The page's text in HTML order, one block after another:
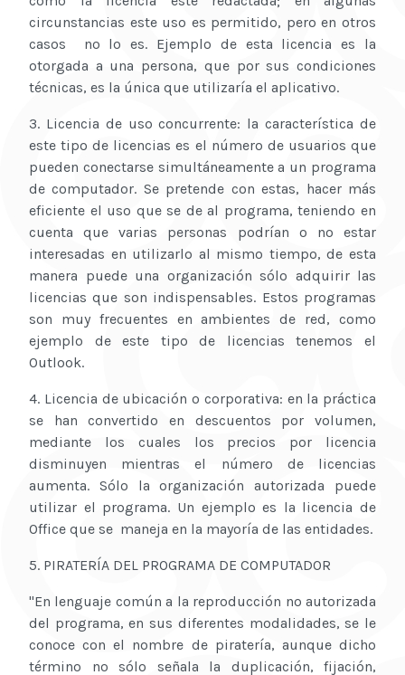
circunstancias este uso es permitido, pero en otros
casos no lo es. Ejemplo de esta licencia es la
otorgada a una persona, que por sus condiciones
técnicas, es la única que utilizaría el aplicativo.
3. Licencia de uso concurrente: la característica de
este tipo de licencias es el número de usuarios que
pueden conectarse simultáneamente a un programa
de computador. Se pretende con estas, hacer más
eficiente el uso que se de al programa, teniendo en
cuenta que varias personas podrían o no estar
interesadas en utilizarlo al mismo tiempo, de esta
manera puede una organización sólo adquirir las
licencias que son indispensables. Estos programas
son muy frecuentes en ambientes de red, como
ejemplo de este tipo de licencias tenemos el
Outlook.
4. Licencia de ubicación o corporativa: en la práctica
se han convertido en descuentos por volumen,
mediante los cuales los precios por licencia
disminuyen mientras el número de licencias
aumenta. Sólo la organización autorizada puede
utilizar el programa. Un ejemplo es la licencia de
Office que se maneja en la mayoría de las entidades.
5. PIRATERÍA DEL PROGRAMA DE COMPUTADOR
"En lenguaje común a la reproducción no autorizada
del programa, en sus diferentes modalidades, se le
conoce con el nombre de piratería, aunque dicho
término no sólo señala la duplicación, fijación,